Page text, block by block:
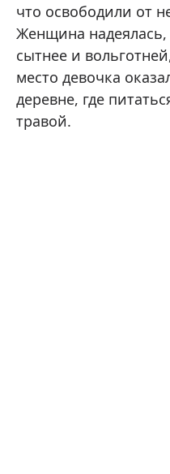
что освободили от
Женщина надеялась,
сытнее и
место девочка
деревне, где
травой.